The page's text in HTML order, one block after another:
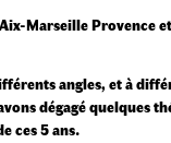
Marseille Provence
angles, et à
dégagé quelques
ces 5 ans.